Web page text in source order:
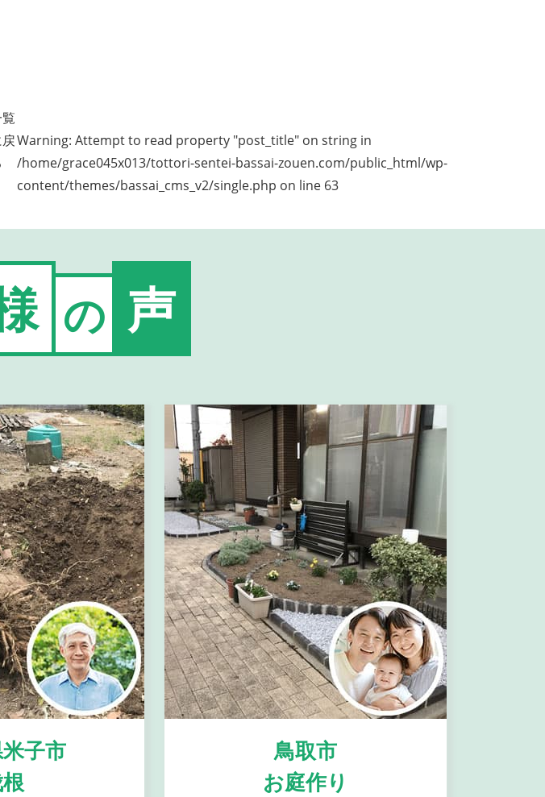
Warning: Attempt to read property "post_title" on string in
/home/grace045x013/tottori-sentei-bassai-zouen.com/public_html/wp-
content/themes/bassai_cms_v2/single.php on line 63
の 声
子市
鳥取市
お庭作り